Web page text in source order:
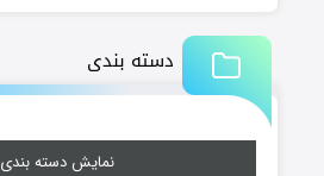
دسته بندی
نمایش دسته بندی